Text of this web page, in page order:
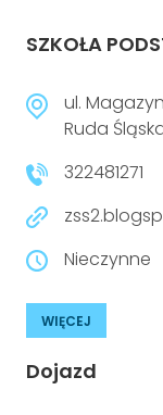
SZKOŁA
ul.
Ruda
322481271
Nieczynne
WIĘCEJ
Dojazd